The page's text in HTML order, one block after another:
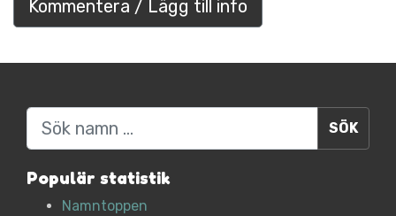
Kommentera / Lägg till info
Sök
Populär statistik
Namntoppen